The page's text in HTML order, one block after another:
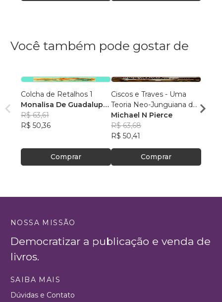
Você também pode gostar de
Colcha de Retalhos 1
Monalisa De Guadalupe
Scussel
R$ 63,61
R$ 50,36
Comprar
Ciscos e Traves - Uma
Teoria Neo-Junguiana de
Personalidade
Michael N Pierce
R$ 63,68
R$ 50,41
Comprar
NOSSA MISSÃO
Democratizar a publicação e venda de
livros.
SAIBA MAIS
Dúvidas e Contato